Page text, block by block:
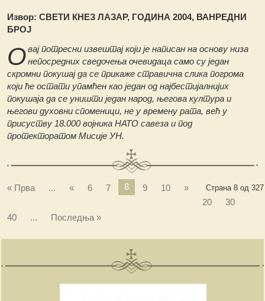
Извор: СВЕТИ КНЕЗ ЛАЗАР, ГОДИНА 2004, ВАНРЕДНИ
БРОЈ
Овај потресни извештај који је написан на основу низа
непосредних сведочења очевидаца само су један
скромни покушај да се прикаже стравична слика погрома
који ће остати упамћен као један од најбестијалнијих
покушаја да се уништи један народ, његова култура и
његови духовни споменици, не у времену рата, већ у
присуству 18.000 војника НАТО савеза и под
протекторатом Мисије УН.
Страна 8 од 327
« Прва ... « 6 7 8 9 10
»
20
30
40
... Последња »